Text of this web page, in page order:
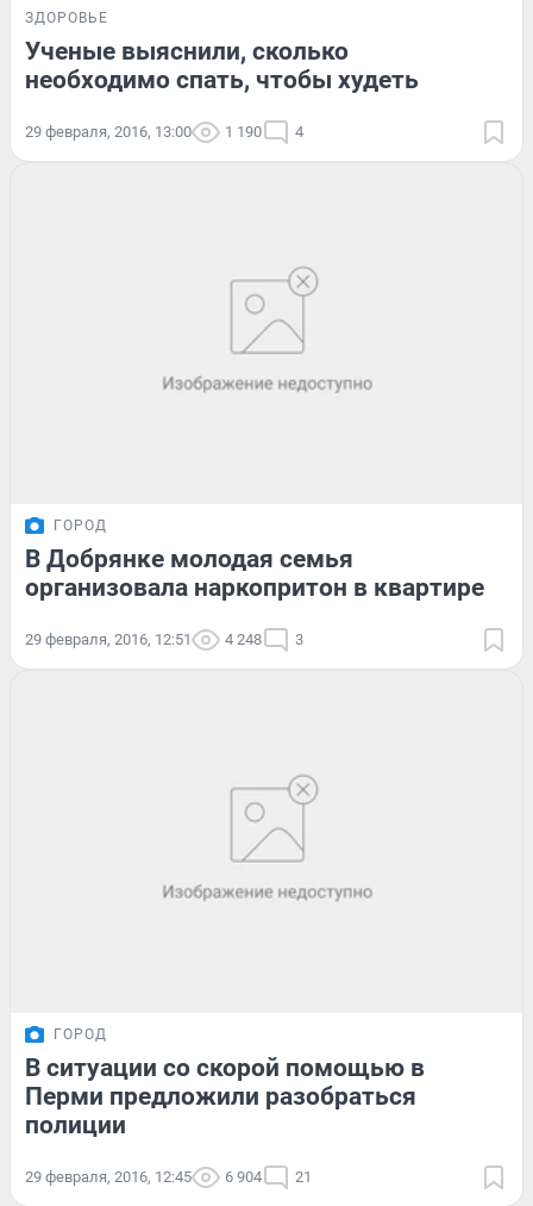
ЗДОРОВЬЕ
Ученые выяснили, сколько
необходимо спать, чтобы худеть
29 февраля, 2016, 13:00 1 190 4
ГОРОД
В Добрянке молодая семья
организовала наркопритон в квартире
29 февраля, 2016, 12:51 4 248 3
ГОРОД
В ситуации со скорой помощью в
Перми предложили разобраться
полиции
29 февраля, 2016, 12:45 6 904 21